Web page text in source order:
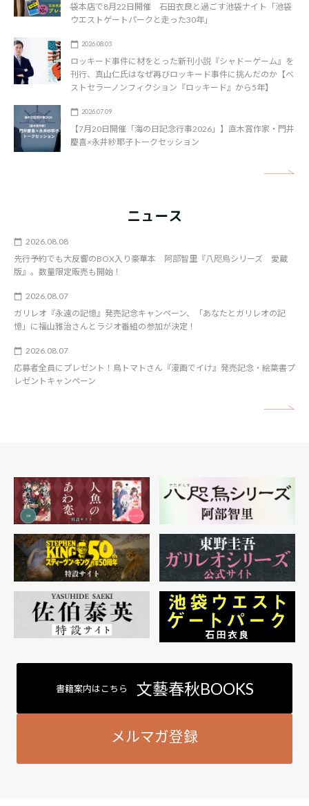
袋本店で8月22日開催 石田衣良と過ごす池袋ナイト「池袋
ウエストゲートパークと走った30年」
2026.08.03
ロッキード事件に材をとった新刊小説『シャドーゲーム』を
刊行、真山仁氏はなぜ再びロッキード事件に挑んだのか【ベ
ストセラーノンフィクション『ロッキード』から5年】
2026.07.09
【7月20日開催「海の日記念行事2026」】直木賞作家・門井
慶喜×永井紗耶子トークセッション
ニュース
2026.08.08
先行予約でも大反響のBOX入り豪華本 阿部智里『八咫烏シリーズ 愛蔵
版』。数量限定販売も開始！
2026.08.07
ガリレオ『永遠の記憶』発売記念キャンペーン、「あなたとガリレオの記
憶」に福山雅治さんとラジオ番組の参加が決定！
2026.08.07
応募者全員にプレゼント！鳥トマトさん『漫画でイけ』発売記念・絵葉書プ
レゼントキャンペーン
書籍案内はこちら 文藝春秋BOOKS
メルマガ登録